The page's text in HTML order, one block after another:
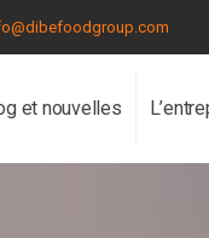
et nouvelles